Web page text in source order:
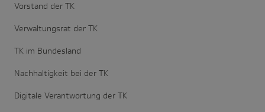
Vorstand der TK
Verwaltungsrat der TK
TK im Bundesland
Nachhaltigkeit bei der TK
Digitale Verantwortung der TK